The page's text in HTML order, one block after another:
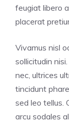
feugiat libero
placerat
Vivamus nisl
sollicitudin
nec, ultrices
tincidunt
sed leo tellus.
arcu sodales